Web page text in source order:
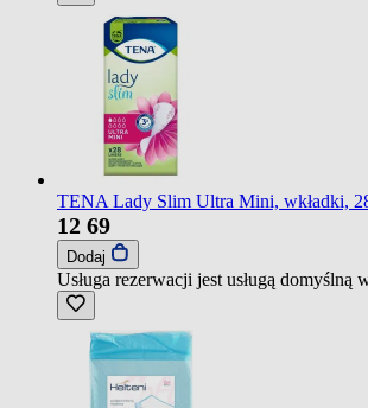
TENA Lady Slim Ultra Mini, wkładki,
12 69
Dodaj
Usługa rezerwacji jest usługą domyślną